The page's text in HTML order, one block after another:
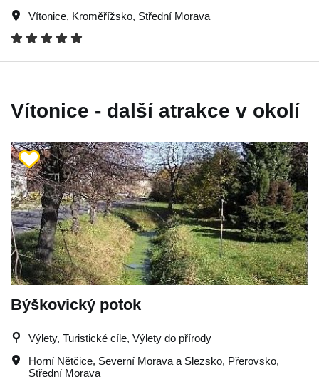
Vítonice, Kroměřížsko, Střední Morava
Vítonice - další atrakce v okolí
Býškovický potok
Výlety, Turistické cíle, Výlety do přírody
Horní Nětčice, Severní Morava a Slezsko, Přerovsko,
Střední Morava